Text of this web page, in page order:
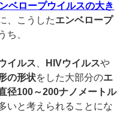
ベロープウイルスの大き
、こうしたエンベロープ
ち、
イルス、 HIVウイルスや
の形状をした大部分のエ
径100～200ナノメートル
いと考えられることにな